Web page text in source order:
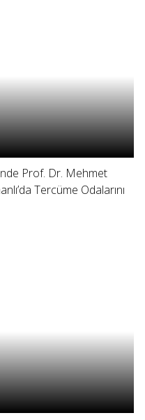
Prof. Dr. Mehmet
Tercüme Odalarını